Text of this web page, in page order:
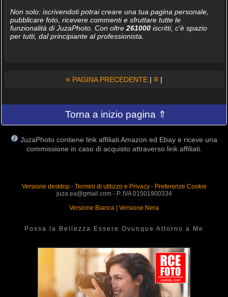
Non solo: iscrivendoti potrai creare una tua pagina personale,
pubblicare foto, ricevere commenti e sfruttare tutte le
funzionalità di JuzaPhoto. Con oltre 261000iscritti, c'è spazio
per tutti, dal principiante al professionista.
« PAGINA PRECEDENTE | ≡ |
Torna a inizio pagina ⇑
JuzaPhoto contiene link affiliati Amazon ed Ebay e riceve una
commissione in caso di acquisto attraverso link affiliati.
Versione desktop- Termini di utilizzo e Privacy- Preferenze Cookie
juza.ea@gmail.com - P. IVA 01501900334
Versione Bianca | Versione Nera
Possa la Bellezza Essere Ovunque Attorno a Me